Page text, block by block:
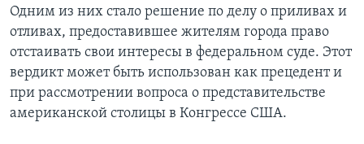
Одним из них стало решение по делу о приливах и
отливах, предоставившее жителям города право
отстаивать свои интересы в федеральном суде. Этот
вердикт может быть использован как прецедент и
при рассмотрении вопроса о представительстве
американской столицы в Конгрессе США.